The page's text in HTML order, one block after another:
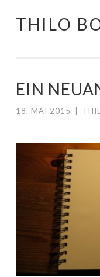
Springe
THILO
EIN
18. MAI 2015